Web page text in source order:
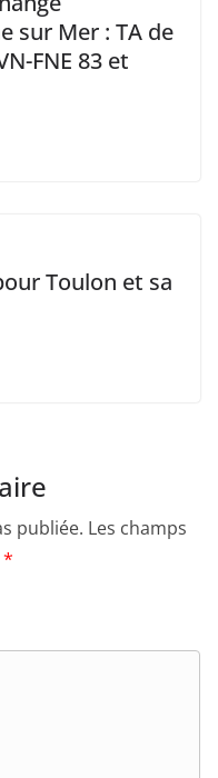
sur Mer : TA de
FNE 83 et
Toulon et sa
publiée. Les champs
*